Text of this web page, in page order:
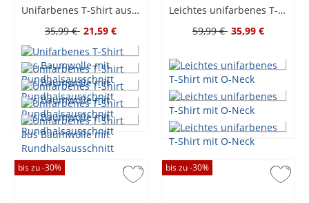
Unifarbenes T-Shirt aus Baumwolle mit Rundhalsausschnitt
35,99 € 21,59 €
Leichtes unifarbenes T-Shirt mit O-Neck
59,99 € 35,99 €
bis zu -30% bis zu -30%